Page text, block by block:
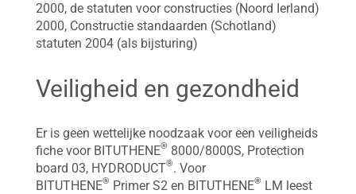
2000, de statuten voor constructies (Noord Ierland)
2000, Constructie standaarden (Schotland)
statuten 2004 (als bijsturing)
Veiligheid en gezondheid
Er is geen wettelijke noodzaak voor een veiligheids
fiche voor BITUTHENE® 8000/8000S, Protection
board 03, HYDRODUCT®. Voor
BITUTHENE® Primer S2 en BITUTHENE® LM leest